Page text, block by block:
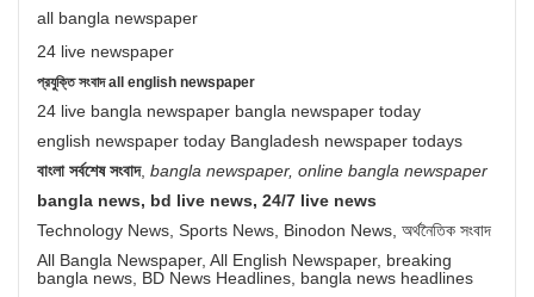
all bangla newspaper
24 live newspaper
প্রযুক্তি সংবাদ all english newspaper
24 live bangla newspaper bangla newspaper today
english newspaper today Bangladesh newspaper todays
বাংলা সর্বশেষ সংবাদ, bangla newspaper, online bangla newspaper
bangla news, bd live news, 24/7 live news
Technology News, Sports News, Binodon News, অর্থনৈতিক সংবাদ
All Bangla Newspaper, All English Newspaper, breaking
bangla news, BD News Headlines, bangla news headlines